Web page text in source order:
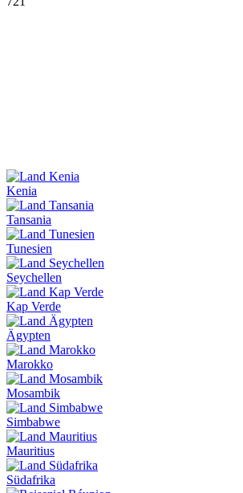
Kenia
Tansania
Tunesien
Seychellen
Kap Verde
Ägypten
Marokko
Mosambik
Simbabwe
Mauritius
Südafrika